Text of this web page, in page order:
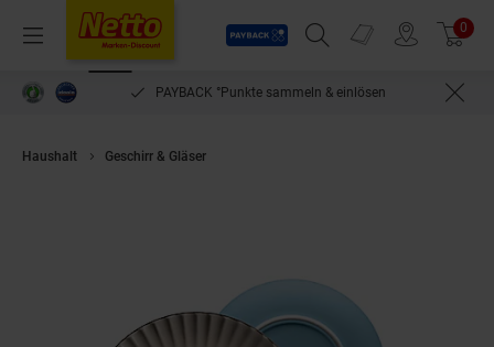
Menü
Payback
Suchfeld einblenden
Prospekte 0
PAYBACK °Punkte sammeln & einlösen
Haushalt Geschirr & Gläser